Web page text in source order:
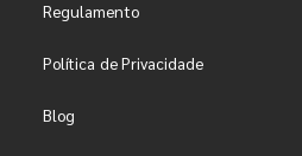
Regulamento
Política de Privacidade
Blog